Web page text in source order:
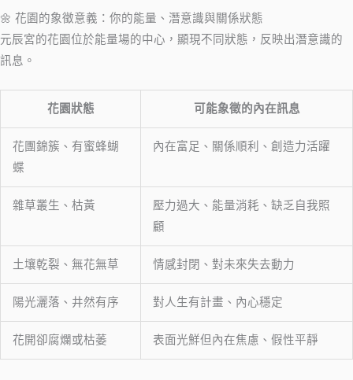
🌼 花園的象徵意義：你的能量、潛意識與關係狀態
元辰宮的花園位於能量場的中心，顯現不同狀態，反映出潛意識的
訊息。
花園狀態 可能象徵的內在訊息
花團錦簇、有蜜蜂蝴
蝶
內在富足、關係順利、創造力活躍
雜草叢生、枯黃
壓力過大、能量消耗、缺乏自我照
顧
土壤乾裂、無花無草 情感封閉、對未來失去動力
陽光灑落、井然有序 對人生有計畫、內心穩定
花開卻腐爛或枯萎 表面光鮮但內在焦慮、假性平靜